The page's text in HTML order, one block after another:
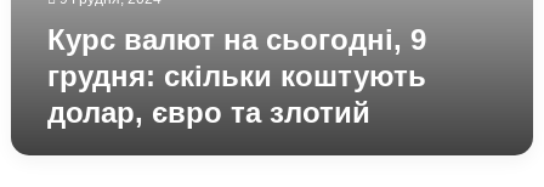
Курс валют на сьогодні, 9
грудня: скільки коштують
долар, євро та злотий